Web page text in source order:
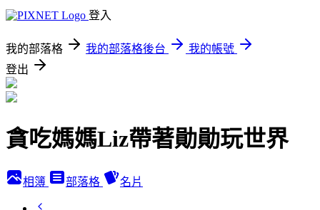
登入
我的部落格 我的部落格後台
我的帳號
登出
貪吃媽媽Liz帶著勛勛玩世界
相簿 部落格 名片